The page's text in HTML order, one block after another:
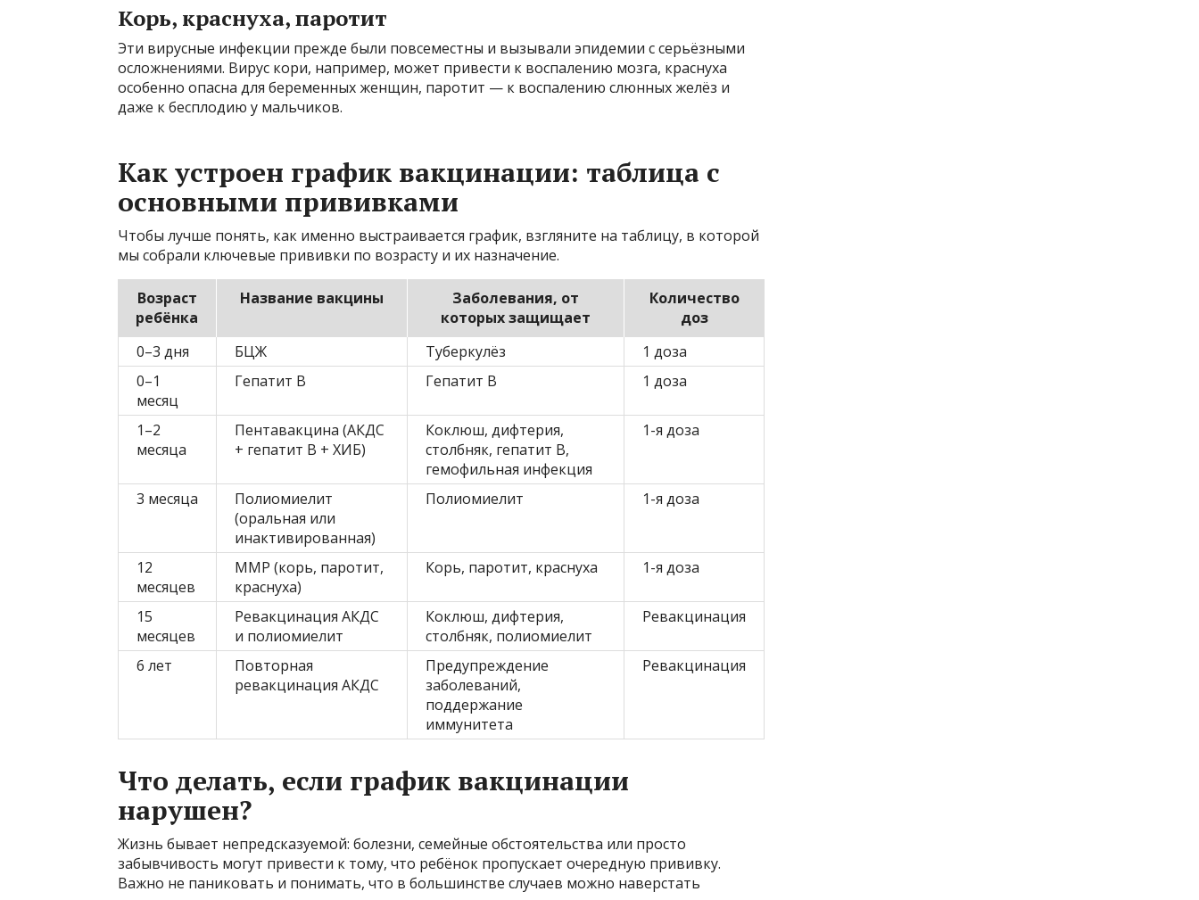
Корь, краснуха, паротит
Эти вирусные инфекции прежде были повсеместны и вызывали эпидемии с серьёзными
осложнениями. Вирус кори, например, может привести к воспалению мозга, краснуха
особенно опасна для беременных женщин, паротит — к воспалению слюнных желёз и
даже к бесплодию у мальчиков.
Как устроен график вакцинации: таблица с
основными прививками
Чтобы лучше понять, как именно выстраивается график, взгляните на таблицу, в которой
мы собрали ключевые прививки по возрасту и их назначение.
Возраст
ребёнка
Название вакцины
Заболевания, от
которых защищает
Количество
доз
0–3 дня
БЦЖ Туберкулёз
1 доза
0–1
месяц
Гепатит В Гепатит В 1 доза
1–2
месяца
Пентавакцина (АКДС
+ гепатит В + ХИБ)
Коклюш, дифтерия,
столбняк, гепатит В,
гемофильная инфекция
1-я доза
3 месяца
Полиомиелит
(оральная или
инактивированная)
Полиомиелит 1-я доза
12
месяцев
ММР (корь, паротит,
краснуха)
Корь, паротит, краснуха 1-я доза
15
месяцев
Ревакцинация АКДС
и полиомиелит
Коклюш, дифтерия,
столбняк, полиомиелит
Ревакцинация
6 лет
Повторная
ревакцинация АКДС
Предупреждение
заболеваний,
поддержание
иммунитета
Ревакцинация
Что делать, если график вакцинации
нарушен?
Жизнь бывает непредсказуемой: болезни, семейные обстоятельства или просто
забывчивость могут привести к тому, что ребёнок пропускает очередную прививку.
Важно не паниковать и понимать, что в большинстве случаев можно наверстать